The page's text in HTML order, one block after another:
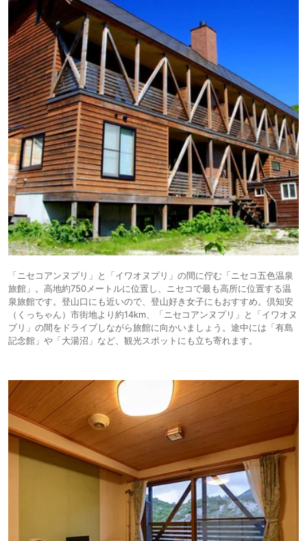
「ニセコアンヌプリ」と「イワオヌプリ」の間に佇む「ニセコ五色温泉
旅館」。高地約750メートルに位置し、ニセコで最も高所に位置する温
泉旅館です。登山口にも近いので、登山好き女子にもおすすめ。倶知安
（くっちゃん）市街地より約14km、「ニセコアンヌプリ」と「イワオヌ
プリ」の間をドライブしながら旅館に向かいましょう。途中には「有島
記念館」や「大湯沼」など、観光スポットにも立ち寄れます。